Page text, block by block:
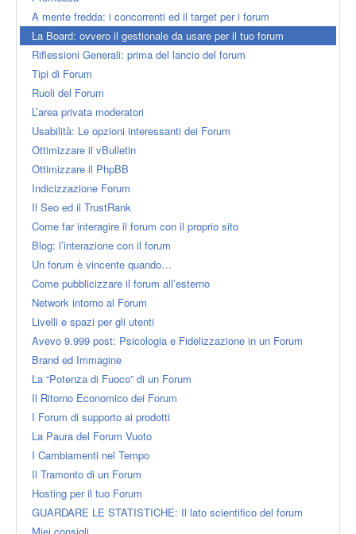
A mente fredda: i concorrenti ed il target per i forum
La Board: ovvero il gestionale da usare per il tuo forum
Riflessioni Generali: prima del lancio del forum
Tipi di Forum
Ruoli del Forum
L’area privata moderatori
Usabilità: Le opzioni interessanti dei Forum
Ottimizzare il vBulletin
Ottimizzare il PhpBB
Indicizzazione Forum
Il Seo ed il TrustRank
Come far interagire il forum con il proprio sito
Blog: l’interazione con il forum
Un forum è vincente quando…
Come pubblicizzare il forum all’esterno
Network intorno al Forum
Livelli e spazi per gli utenti
Avevo 9.999 post: Psicologia e Fidelizzazione in un Forum
Brand ed Immagine
La “Potenza di Fuoco” di un Forum
Il Ritorno Economico dei Forum
I Forum di supporto ai prodotti
La Paura del Forum Vuoto
I Cambiamenti nel Tempo
Il Tramonto di un Forum
Hosting per il tuo Forum
GUARDARE LE STATISTICHE: Il lato scientifico del forum